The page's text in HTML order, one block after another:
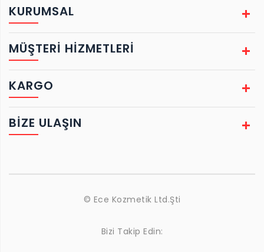
KURUMSAL
MÜŞTERİ HİZMETLERİ
KARGO
BIZE ULAŞIN
© Ece Kozmetik Ltd.Şti
Bizi Takip Edin: